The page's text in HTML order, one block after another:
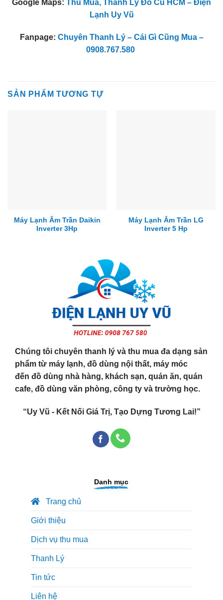
Google Maps: Thu Mua, Thanh Lý Đồ Cũ HCM – Điện
Lạnh Uy Vũ
Fanpage: Chuyên Thanh Lý – Cái Gì Cũng Mua –
0908.767.580
SẢN PHẨM TƯƠNG TỰ
Máy Lạnh Âm Trần Daikin
Inverter 3Hp
Máy Lạnh Âm Trần LG
Inverter 5 Hp
Chúng tôi chuyên thanh lý và thu mua đa dạng sản
phẩm từ máy lạnh, đồ dùng nội thất, máy móc
đến đồ dùng nhà hàng, khách sạn, quán ăn, quán
cafe, đồ dùng văn phòng, công ty và trường học.
“Uy Vũ - Kết Nối Giá Trị, Tạo Dựng Tương Lai!”
Danh mục
Trang chủ
Giới thiệu
Dịch vụ thu mua
Thanh Lý
Tin tức
Liên hệ